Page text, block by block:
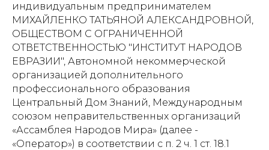
индивидуальным предпринимателем
МИХАЙЛЕНКО ТАТЬЯНОЙ АЛЕКСАНДРОВНОЙ,
ОБЩЕСТВОМ С ОГРАНИЧЕННОЙ
ОТВЕТСТВЕННОСТЬЮ "ИНСТИТУТ НАРОДОВ
ЕВРАЗИИ", Автономной некоммерческой
организацией дополнительного
профессионального образования
Центральный Дом Знаний, Международным
союзом неправительственных организаций
«Ассамблея Народов Мира» (далее -
«Оператор») в соответствии с п. 2 ч. 1 ст. 18.1